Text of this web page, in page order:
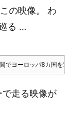
の映像。 わ
る ...
でヨーロッパ8カ国を
走る映像が